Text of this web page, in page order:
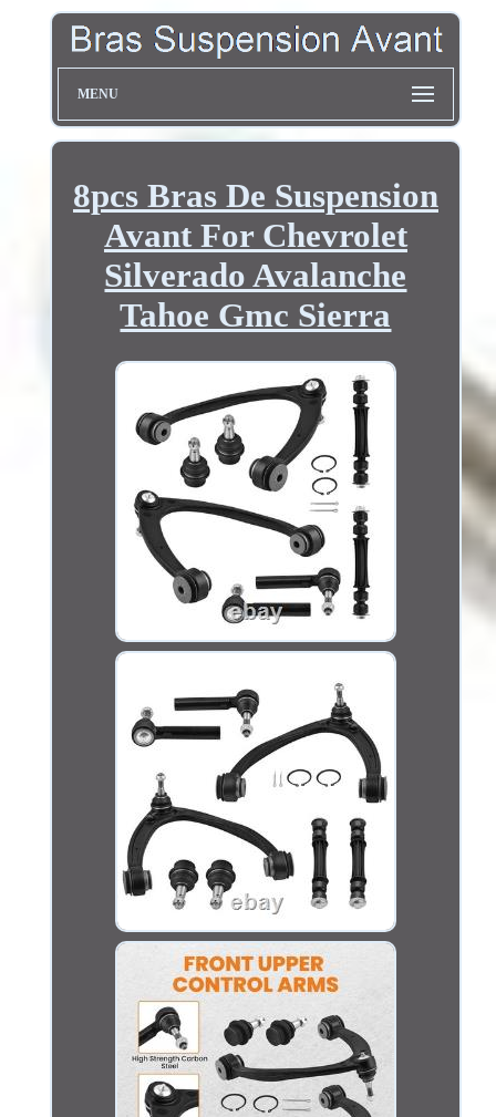
MENU
8pcs Bras De Suspension
Avant For Chevrolet
Silverado Avalanche
Tahoe Gmc Sierra